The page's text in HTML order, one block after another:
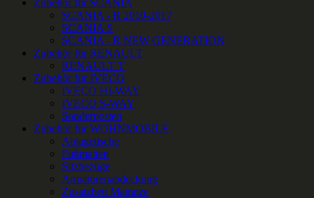
Zubehör für SCANIA
SCANIA - R 2010-2017
SCANIA S
SCANIA - R NEW GENERATION
Zubehör für RENAULT
RENAULT T
Zubehör für IVECO
IVECO HI-WAY
IVECO S-WAY
Sonderposten
Zubehör für WOHNMOBILE
Ablagetische
Fußmatten
Sitzbezüge
Armaturenabdeckung
Zusatzbett Matratze